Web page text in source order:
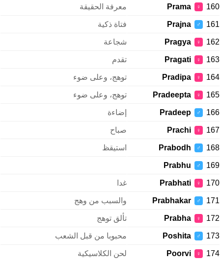
160
♀
Prama معرفة الحقيقة
161
♂
Prajna فتاة ذكية
162
♀
Pragya شجاعة
163
♀
Pragati تقدم
164
♀
Pradipa توهج، وعلى ضوء
165
♀
Pradeepta توهج، وعلى ضوء
166
♂
Pradeep إضاءة
167
♀
Prachi صباح
168
♂
Prabodh استيقظ
169
♂
Prabhu
170
♀
Prabhati غدا
171
♂
Prabhakar والسبب من وهج
172
♀
Prabha تألق توهج
173
♂
Poshita محبوبا من قبل الشعب
174
♀
Poorvi لحن الكلاسيكية